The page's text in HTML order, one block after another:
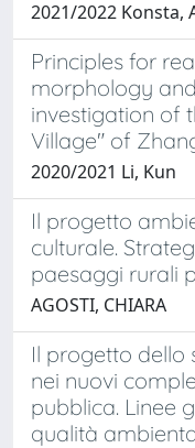
2021/2022 Konsta,
Principles for
morphology
investigation of
Village" of
2020/2021 Li, Kun
Il progetto
culturale.
paesaggi rurali
AGOSTI, CHIARA
Il progetto dello
nei nuovi
pubblica. Linee
qualità